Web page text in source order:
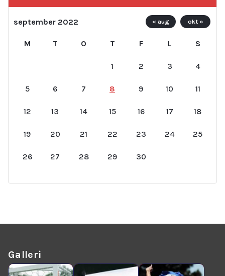
september 2022
M T O T F L S
1 2 3 4
5 6 7 8 9 10 11
12 13 14 15 16 17 18
19 20 21 22 23 24 25
26 27 28 29 30
« aug okt »
Galleri